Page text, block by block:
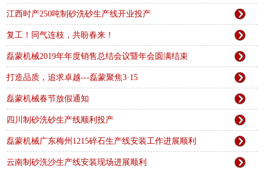
江西时产250吨制砂洗砂生产线开业投产
复工！同气连枝，共盼春来！
磊蒙机械2019年年度销售总结会议暨年会圆满结束
打造品质，追求卓越---磊蒙聚焦3·15
磊蒙机械春节放假通知
四川制砂洗砂生产线顺利投产
磊蒙机械广东梅州1215碎石生产线安装工作进展顺利
云南制砂洗沙生产线安装现场进展顺利